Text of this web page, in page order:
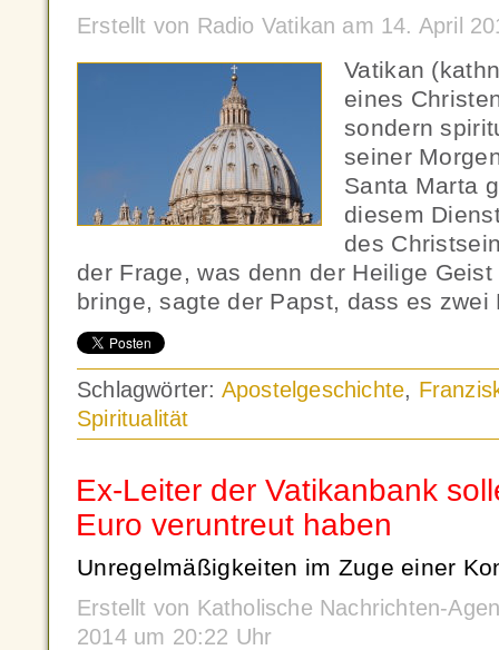
Erstellt von Radio Vatikan am 14. April
Vatikan
eines
sondern
seiner
Santa Marta
diesem
des
der Frage, was denn der Heilige
bringe, sagte der Papst, dass es
Schlagwörter: Apostelgeschichte,
Spiritualität
Ex-Leiter der Vatikanbank
Euro veruntreut haben
Unregelmäßigkeiten im Zuge einer
Erstellt von Katholische Nachrichten-
2014 um 20:22 Uhr